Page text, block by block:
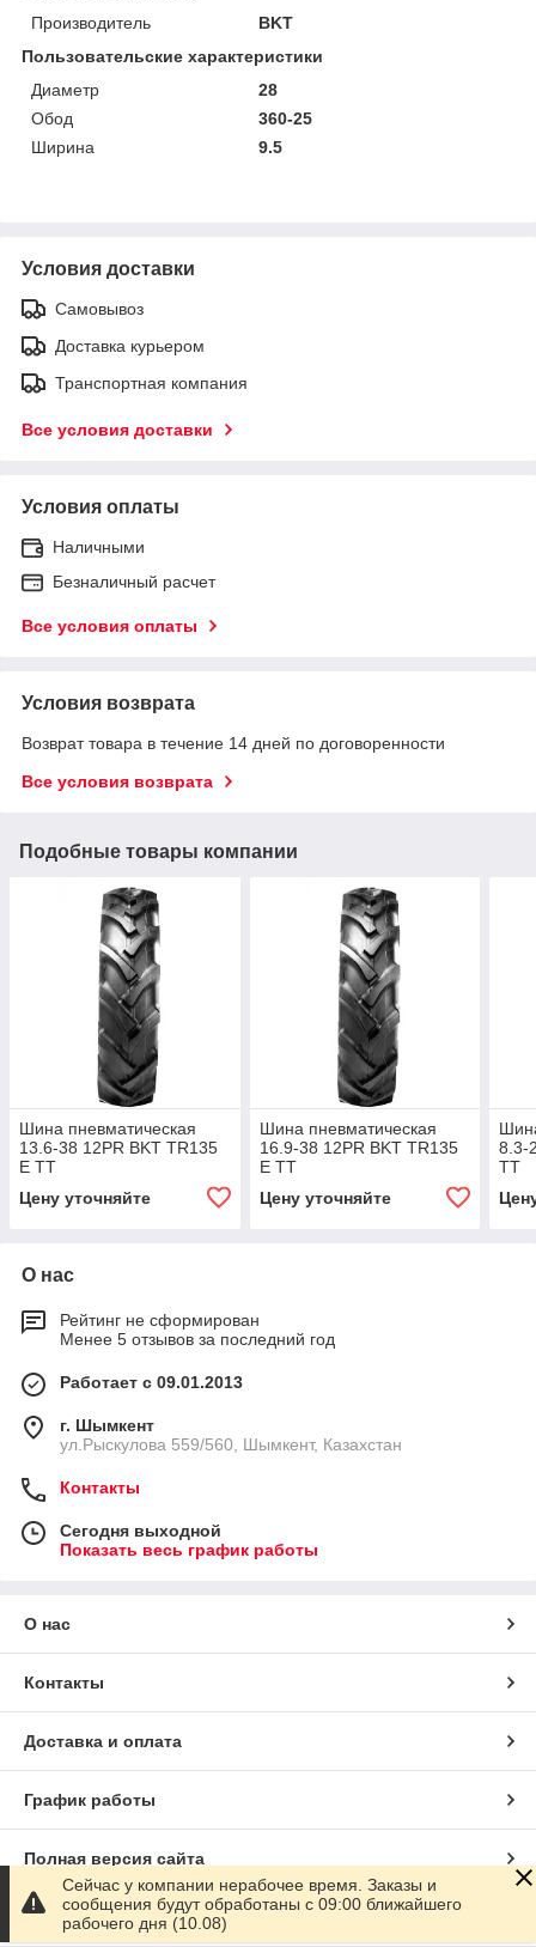
Производитель
BKT
Пользовательские характеристики
Диаметр
28
Обод
360-25
Ширина
9.5
Условия доставки
Самовывоз
Доставка курьером
Транспортная компания
Все условия доставки
Условия оплаты
Наличными
Безналичный расчет
Все условия оплаты
Условия возврата
Возврат товара в течение 14 дней по договоренности
Все условия возврата
Подобные товары компании
Шина пневматическая
13.6-38 12PR BKT TR135
E TT
Цену уточняйте
Шина пневматическая
16.9-38 12PR BKT TR135
E TT
Цену уточняйте
8.3-
TT
О нас
Рейтинг не сформирован
Менее 5 отзывов за последний год
Работает с 09.01.2013
г. Шымкент
ул.Рыскулова 559/560, Шымкент, Казахстан
Контакты
Сегодня выходной
Показать весь график работы
О нас
Контакты
Доставка и оплата
График работы
Полная версия сайта
Сайт создан на маркетплейсе
Сейчас у компании нерабочее время. Заказы и
сообщения будут обработаны с 09:00 ближайшего
рабочего дня (10.08)